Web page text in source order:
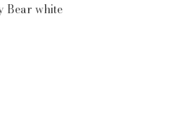
Bear white